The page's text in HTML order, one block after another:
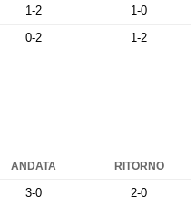
1-2
1-0
0-2 1-2
ANDATA RITORNO
3-0
2-0